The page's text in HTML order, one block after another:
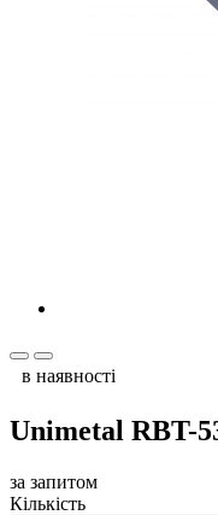
в наявності
Unimetal RBT-
за запитом
Кількість